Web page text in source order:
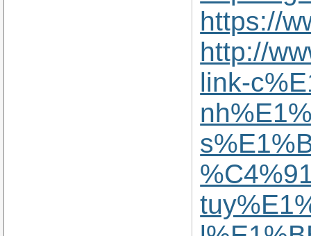
https://
http://
link-